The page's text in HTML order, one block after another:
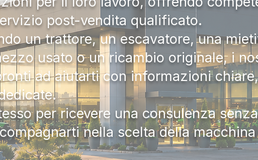
post-vendita qualificato.
un trattore, un escavatore, una
usato o un ricambio originale, i
ad aiutarti con informazioni
per ricevere una consulenza
nella scelta della